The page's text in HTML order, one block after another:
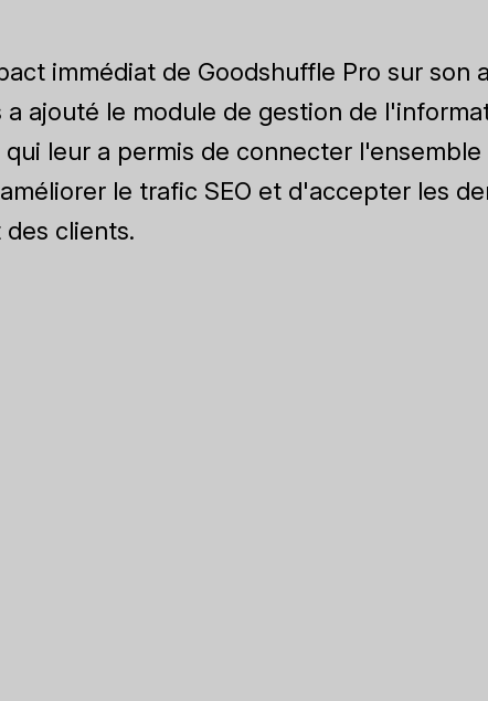
immédiat de Goodshuffle Pro sur son
a ajouté le module de gestion de
qui leur a permis de connecter l'ensemble
le trafic SEO et d'accepter les
clients.